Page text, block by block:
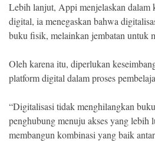
Lebih lanjut, Appi menjelaskan dalam
digital, ia menegaskan bahwa
buku fisik, melainkan jembatan untuk
Oleh karena itu, diperlukan
platform digital dalam proses
“Digitalisasi tidak menghilangkan
penghubung menuju akses yang lebih
membangun kombinasi yang baik